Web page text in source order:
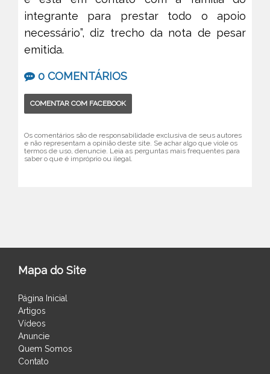
integrante para prestar todo o apoio
necessário”, diz trecho da nota de pesar
emitida.
0 COMENTÁRIOS
COMENTAR COM FACEBOOK
Os comentários são de responsabilidade exclusiva de seus autores
e não representam a opinião deste site. Se achar algo que viole os
termos de uso, denuncie. Leia as perguntas mais frequentes para
saber o que é impróprio ou ilegal.
Mapa do Site
Página Inicial
Artigos
Vídeos
Anuncie
Quem Somos
Contato